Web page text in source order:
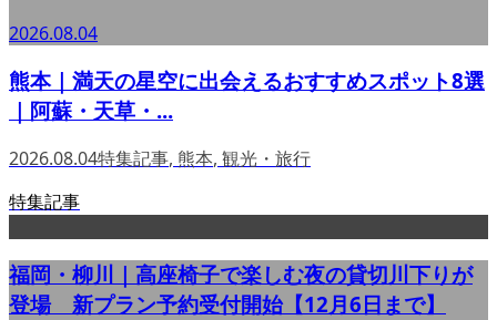
2026.08.04
熊本｜満天の星空に出会えるおすすめスポット8選
｜阿蘇・天草・...
2026.08.04特集記事, 熊本, 観光・旅行
特集記事
福岡・柳川｜高座椅子で楽しむ夜の貸切川下りが
登場 新プラン予約受付開始【12月6日まで】